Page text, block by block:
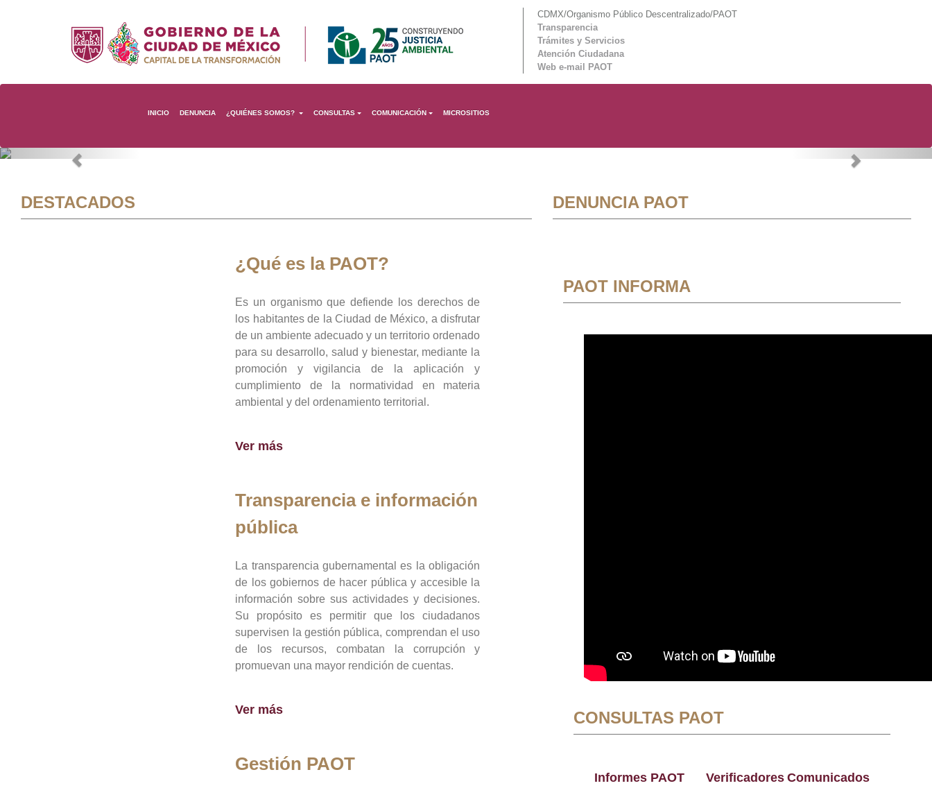
CDMX/Organismo Público Descentralizado/PAOT
Transparencia
Trámites y Servicios
Atención Ciudadana
Web e-mail PAOT
INICIO DENUNCIA ¿QUIÉNES SOMOS? CONSULTAS COMUNICACIÓN MICROSITIOS
Previous Next
DESTACADOS
¿Qué es la PAOT?
Es un organismo que defiende los derechos de
los habitantes de la Ciudad de México, a disfrutar
de un ambiente adecuado y un territorio ordenado
para su desarrollo, salud y bienestar, mediante la
promoción y vigilancia de la aplicación y
cumplimiento de la normatividad en materia
ambiental y del ordenamiento territorial.
Ver más
Transparencia e información
pública
La transparencia gubernamental es la obligación
de los gobiernos de hacer pública y accesible la
información sobre sus actividades y decisiones.
Su propósito es permitir que los ciudadanos
supervisen la gestión pública, comprendan el uso
de los recursos, combatan la corrupción y
promuevan una mayor rendición de cuentas.
Ver más
Gestión PAOT
DENUNCIA PAOT
PAOT INFORMA
CONSULTAS PAOT
Informes PAOT
Verificadores Comunicados